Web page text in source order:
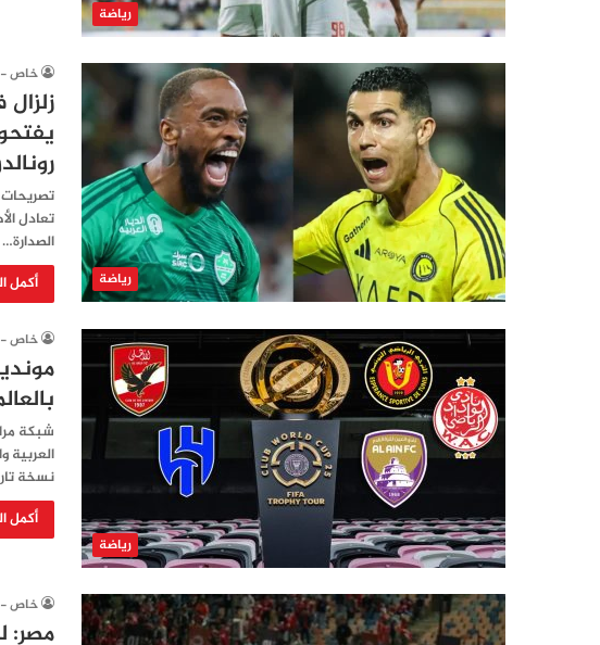
رياضة
رياضة
خاص -
تعادل
الصدارة…
أكمل
رياضة
خاص -
شبكة
العربية
نسخة
أكمل
خاص -